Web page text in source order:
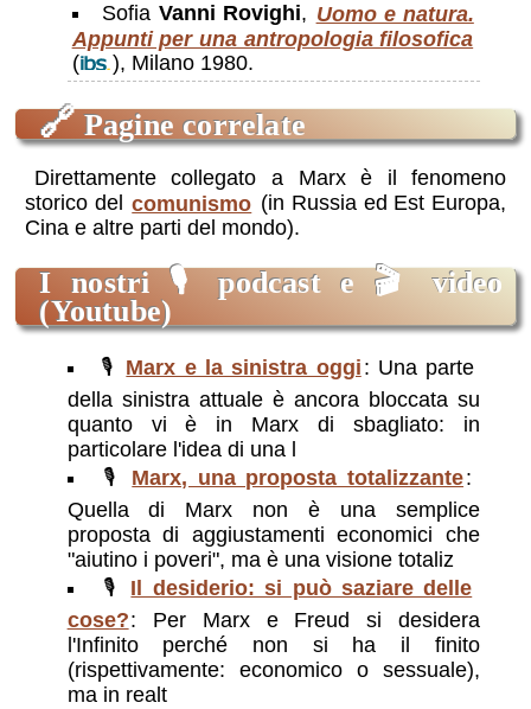
Sofia Vanni Rovighi, Uomo e natura.
Appunti per una antropologia filosofica
(
), Milano 1980.
🔗 Pagine correlate
Direttamente collegato a Marx è il fenomeno
storico del comunismo (in Russia ed Est Europa,
Cina e altre parti del mondo).
I nostri 🎙️podcaste 🎬video
(Youtube)
🎙️ Marx e la sinistra oggi : Una parte
della sinistra attuale è ancora bloccata su
quanto vi è in Marx di sbagliato: in
particolare l'idea di una l
🎙️
Marx, una proposta totalizzante:
Quella di Marx non è una semplice
proposta di aggiustamenti economici che
"aiutino i poveri", ma è una visione totaliz
🎙️
Il desiderio: si può saziare delle
cose?: Per Marx e Freud si desidera
l'Infinito perché non si ha il finito
(rispettivamente: economico o sessuale),
ma in realt